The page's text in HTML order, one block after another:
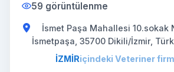
59 görüntülenme
İsmet Paşa Mahallesi 10.sokak
İsmetpaşa, 35700 Dikili/İzmir,
İZMİRiçindeki Veteriner